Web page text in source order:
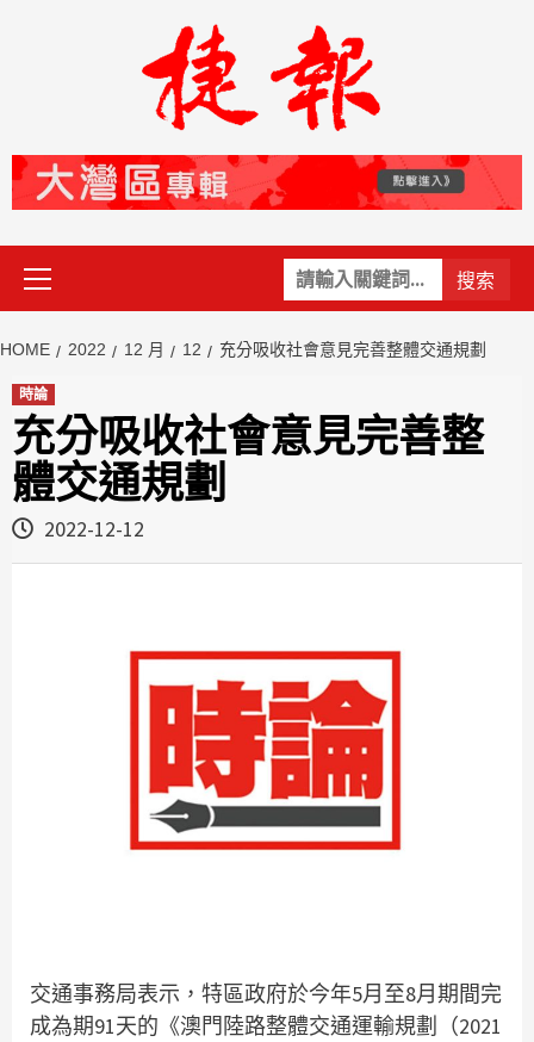
關
鍵
Primary
Menu
HOME 2022 12 月 12 充分吸收社會意見完善整體交通規劃
時論
充分吸收社會意見完善整
體交通規劃
2022-12-12
交通事務局表示，特區政府於今年5月至8月期間完
成為期91天的《澳門陸路整體交通運輸規劃（2021